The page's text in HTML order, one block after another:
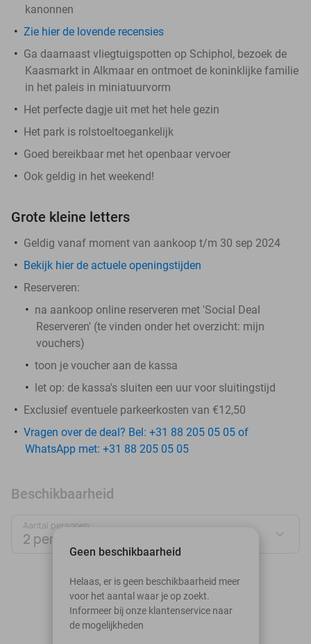
kanonnen
Zie hier de lovende recensies
Ga daarnaast vliegtuigspotten op Schiphol, bezoek de
Kaasmarkt in Alkmaar en ontmoet de koninklijke familie
in het paleis in miniatuurvorm
Het perfecte dagje uit met het hele gezin
Het park is rolstoeltoegankelijk
Goed bereikbaar met het openbaar vervoer
Ook geldig in het weekend!
Grote kleine letters
Geldig vanaf moment van aankoop t/m 30 sep 2024
Bekijk hier de actuele openingstijden
Reserveren:
na aankoop online reserveren met 'Social Deal
Reserveren' (te vinden onder het overzicht: mijn
vouchers)
toon je voucher aan de kassa
let op: de kassa's sluiten een uur voor sluitingstijd
Exclusief eventuele parkeerkosten van €12,50
Vragen over de deal? Bel: +31 88 205 05 05 of
WhatsApp met: +31 88 205 05 05
Beschikbaarheid
Aantal personen:
2 personen
augustus 2026
Ma
Di Wo Do Vr
Geen beschikbaarheid
Helaas, er is geen beschikbaarheid meer
voor het aantal waar je op zoekt.
Informeer bij onze klantenservice naar
de mogelijkheden